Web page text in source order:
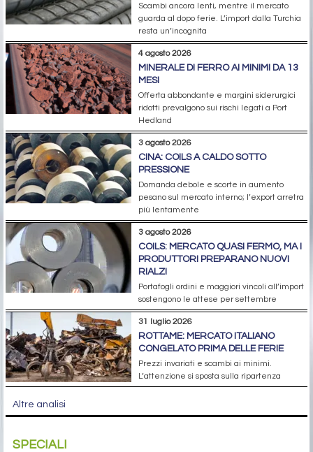
Scambi ancora lenti, mentre il mercato
guarda al dopo ferie. L’import dalla Turchia
resta un’incognita
4 agosto 2026
MINERALE DI FERRO AI MINIMI DA 13
MESI
Offerta abbondante e margini siderurgici
ridotti prevalgono sui rischi legati a Port
Hedland
3 agosto 2026
CINA: COILS A CALDO SOTTO
PRESSIONE
Domanda debole e scorte in aumento
pesano sul mercato interno; l’export arretra
più lentamente
3 agosto 2026
COILS: MERCATO QUASI FERMO, MA I
PRODUTTORI PREPARANO NUOVI
RIALZI
Portafogli ordini e maggiori vincoli all’import
sostengono le attese per settembre
31 luglio 2026
ROTTAME: MERCATO ITALIANO
CONGELATO PRIMA DELLE FERIE
Prezzi invariati e scambi ai minimi.
L’attenzione si sposta sulla ripartenza
Altre analisi
SPECIALI